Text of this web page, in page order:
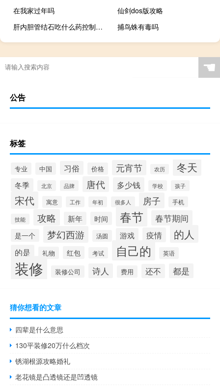
在我家过年吗
仙剑dos版攻略
肝内胆管结石吃什么药控制（肝内胆管结石吃什么药）
捕鸟蛛有毒吗
☚
公告
标签
专业 中国 习俗 价格 元宵节 农历 冬天
冬季 北京 品牌 唐代 多少钱 学校 孩子
宋代 寓意 工作 年初 很多人 房子 手机
技能 攻略 新年 时间 春节 春节期间
是一个 梦幻西游 汤圆 游戏 疫情 的人
的是 礼物 红包 考试 自己的 英语
装修 装修公司 诗人 费用 还不 都是
猜你想看的文章
四辈是什么意思
130平装修20万什么档次
锈湖根源攻略婚礼
老花镜是凸透镜还是凹透镜